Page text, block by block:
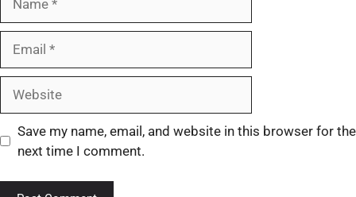
Save my name, email, and website in this browser for the
next time I comment.